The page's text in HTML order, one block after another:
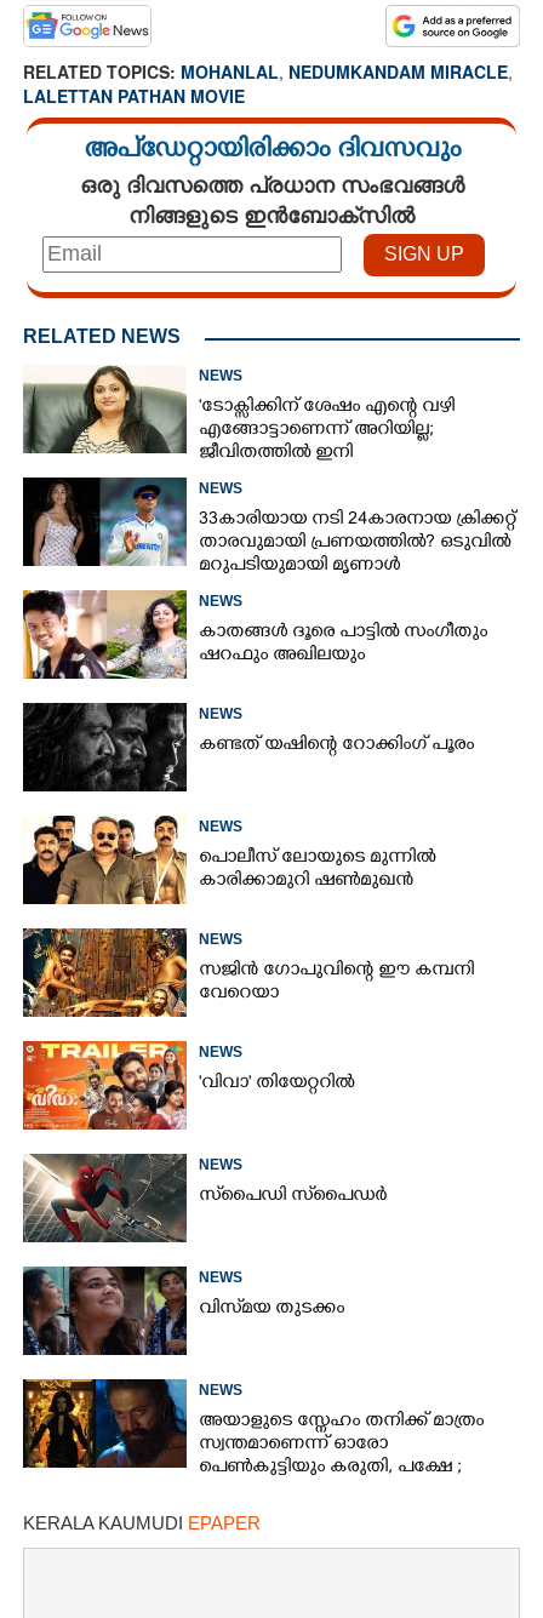
RELATED TOPICS: MOHANLAL, NEDUMKANDAM MIRACLE,
LALETTAN PATHAN MOVIE
അപ്ഡേറ്റായിരിക്കാം ദിവസവും
ഒരു ദിവസത്തെ പ്രധാന സംഭവങ്ങൾ
നിങ്ങളുടെ ഇൻബോക്സിൽ
RELATED NEWS
NEWS
'ടോക്സിക്കിന് ശേഷം എന്റെ വഴി
എങ്ങോട്ടാണെന്ന് അറിയില്ല;
ജീവിതത്തിൽ ഇനി
ഉള്ളിൽ ഉണ്ടായിരിക്കും'
NEWS
33കാരിയായ നടി 24കാരനായ ക്രിക്കറ്റ്
താരവുമായി പ്രണയത്തിൽ? ഒടുവിൽ
മറുപടിയുമായി മൃണാൾ
NEWS
കാതങ്ങൾ ദൂരെ പാട്ടിൽ സംഗീതും
ഷറഫും അഖിലയും
NEWS
കണ്ടത് യഷിന്റെ റോക്കിംഗ് പൂരം
NEWS
പൊലീസ് ലോയുടെ മുന്നിൽ
കാരിക്കാമുറി ഷൺമുഖൻ
NEWS
സജിൻ ഗോപുവിന്റെ ഈ കമ്പനി
വേറെയാ
NEWS
'വിവാ' തിയേറ്ററിൽ
NEWS
സ്‌പൈ‌ഡി സ്‌പൈ‌ഡർ
NEWS
വിസ്‌മയ തുടക്കം
NEWS
അയാളുടെ സ്നേഹം തനിക്ക് മാത്രം
സ്വന്തമാണെന്ന് ഓരോ
പെൺകുട്ടിയും കരുതി,​ പക്ഷേ ;
ടോക്സിക് ട്രെയിലർ
KERALA KAUMUDI EPAPER